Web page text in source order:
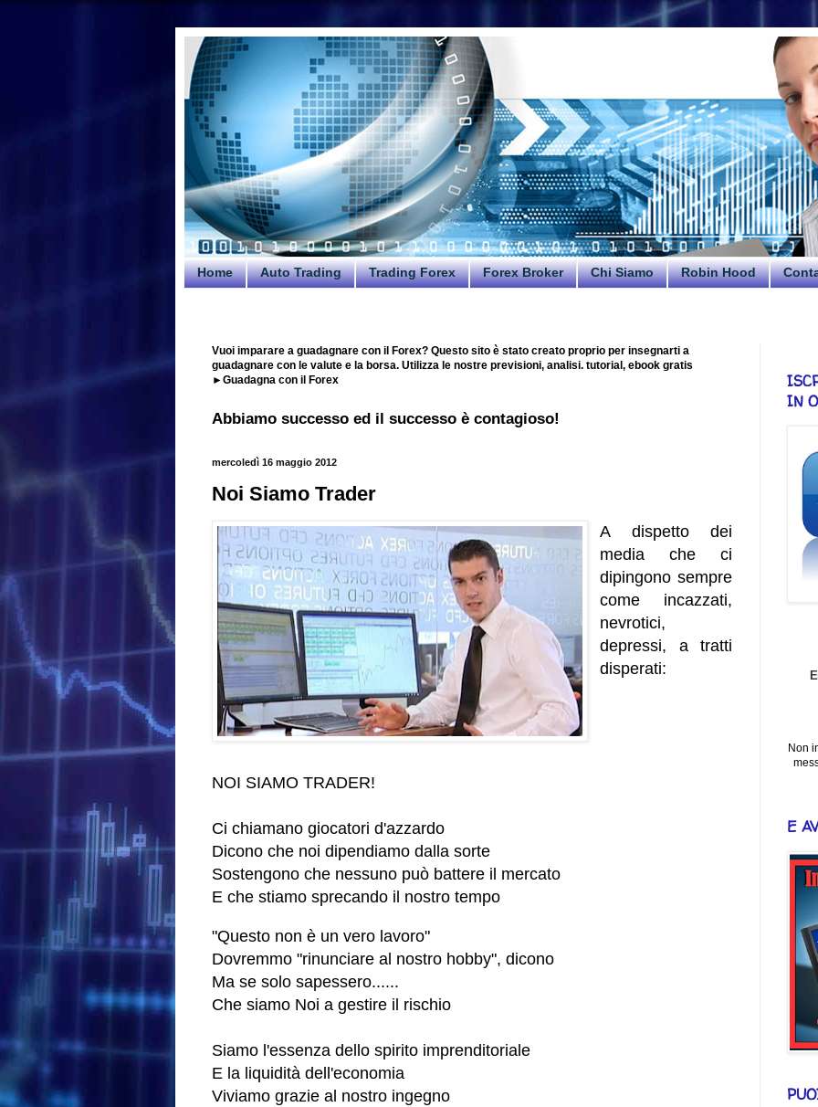
Home Auto Trading Trading Forex Forex Broker Chi Siamo Robin Hood
Vuoi imparare a guadagnare con il Forex? Questo sito è stato creato proprio per insegnarti a
guadagnare con le valute e la borsa. Utilizza le nostre previsioni, analisi. tutorial, ebook gratis
►Guadagna con il Forex
Abbiamo successo ed il successo è contagioso!
mercoledì 16 maggio 2012
Noi Siamo Trader
A dispetto dei
media che ci
dipingono sempre
come incazzati,
nevrotici,
depressi, a tratti
disperati:
NOI SIAMO TRADER!
Ci chiamano giocatori d'azzardo
Dicono che noi dipendiamo dalla sorte
Sostengono che nessuno può battere il mercato
E che stiamo sprecando il nostro tempo
"Questo non è un vero lavoro"
Dovremmo "rinunciare al nostro hobby", dicono
Ma se solo sapessero......
Che siamo Noi a gestire il rischio
Siamo l'essenza dello spirito imprenditoriale
E la liquidità dell'economia
Viviamo grazie al nostro ingegno
IN
Non
E